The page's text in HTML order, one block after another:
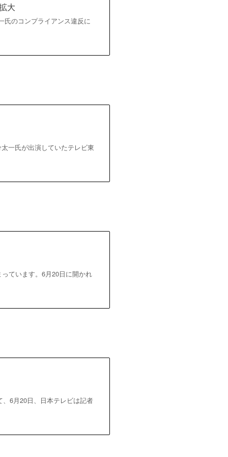
大
氏のコンプライアンス違反に
一氏が出演していたテレビ東
ています。6月20日に開かれ
6月20日、日本テレビは記者